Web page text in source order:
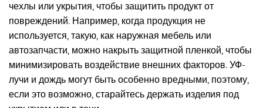
чехлы или укрытия, чтобы защитить продукт от
повреждений. Например, когда продукция не
используется, такую, как наружная мебель или
автозапчасти, можно накрыть защитной пленкой, чтобы
минимизировать воздействие внешних факторов. УФ-
лучи и дождь могут быть особенно вредными, поэтому,
если это возможно, старайтесь держать изделия под